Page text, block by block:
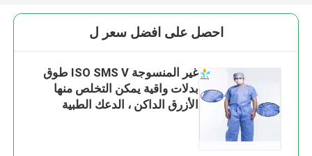
احصل على افضل سعر ل
غير المنسوجة ISO SMS V طوق
بدلات واقية يمكن التخلص منها
الأزرق الداكن ، الدعك الطبية